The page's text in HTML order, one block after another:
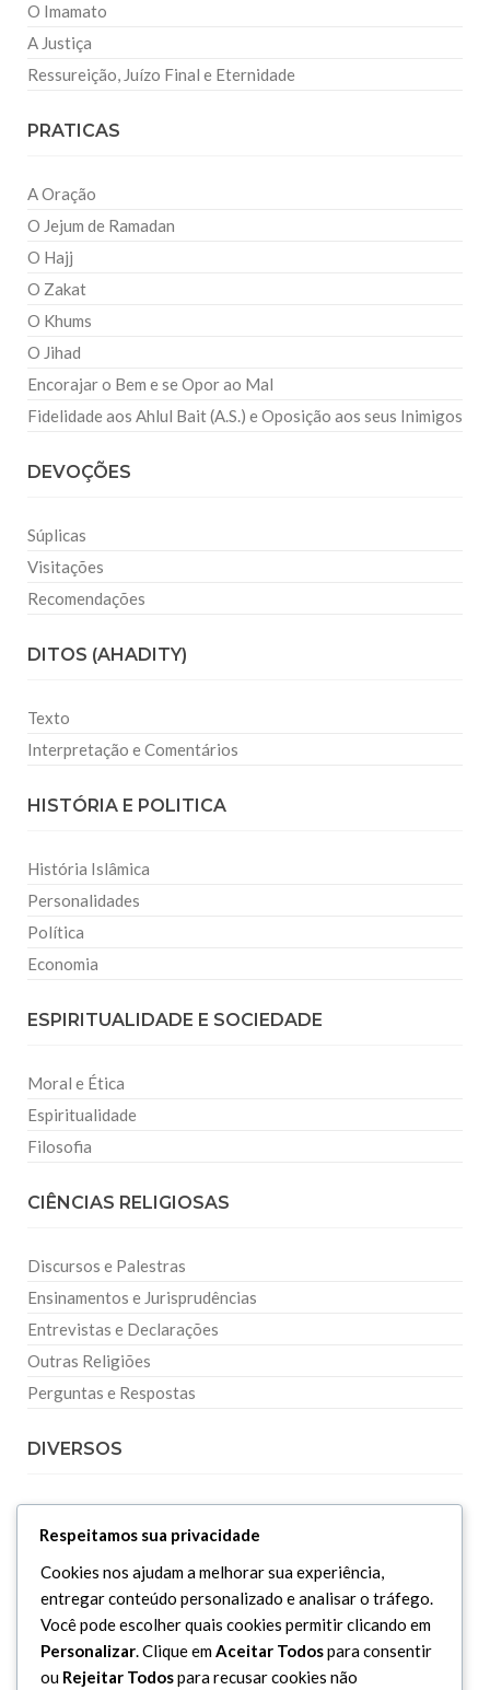
O Imamato
A Justiça
Ressureição, Juízo Final e Eternidade
PRATICAS
A Oração
O Jejum de Ramadan
O Hajj
O Zakat
O Khums
O Jihad
Encorajar o Bem e se Opor ao Mal
Fidelidade aos Ahlul Bait (A.S.) e Oposição aos seus Inimigos
DEVOÇÕES
Súplicas
Visitações
Recomendações
DITOS (AHADITY)
Texto
Interpretação e Comentários
HISTÓRIA E POLITICA
História Islâmica
Personalidades
Política
Economia
ESPIRITUALIDADE E SOCIEDADE
Moral e Ética
Espiritualidade
Filosofia
CIÊNCIAS RELIGIOSAS
Discursos e Palestras
Ensinamentos e Jurisprudências
Entrevistas e Declarações
Outras Religiões
Perguntas e Respostas
DIVERSOS
Curiosidades
Dicionário Islâmico
Downloads
Respeitamos sua privacidade
Cookies nos ajudam a melhorar sua experiência,
entregar conteúdo personalizado e analisar o tráfego.
Você pode escolher quais cookies permitir clicando em
Personalizar. Clique emAceitar Todospara consentir
ou Rejeitar Todospara recusar cookies não